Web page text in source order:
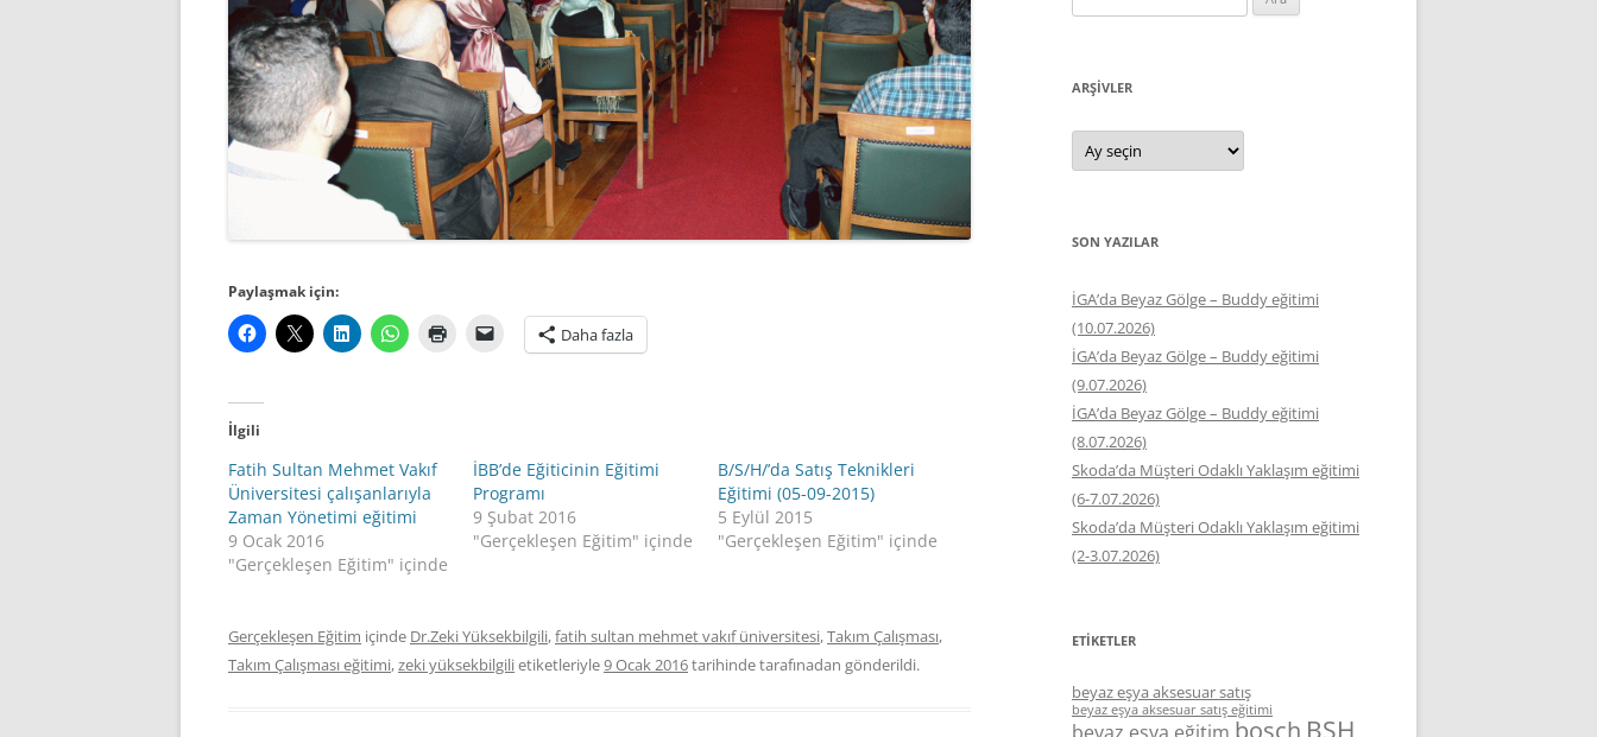
Paylaşmak için:
Daha fazla
İlgili
Fatih Sultan Mehmet Vakıf
Üniversitesi çalışanlarıyla
Zaman Yönetimi eğitimi
9 Ocak 2016
"Gerçekleşen Eğitim" içinde
İBB’de Eğiticinin Eğitimi
Programı
9 Şubat 2016
"Gerçekleşen Eğitim" içinde
B/S/H/’da Satış Teknikleri
Eğitimi (05-09-2015)
5 Eylül 2015
"Gerçekleşen Eğitim" içinde
Gerçekleşen Eğitim içinde Dr.Zeki Yüksekbilgili,fatih sultan mehmet vakıf üniversitesi,Takım Çalışması,
Takım Çalışması eğitimi,zeki yüksekbilgilietiketleriyle9 Ocak 2016tarihindetarafınadan gönderildi.
ARŞIVLER
Arşivler
SON YAZILAR
İGA’da Beyaz Gölge – Buddy eğitimi
(10.07.2026)
İGA’da Beyaz Gölge – Buddy eğitimi
(9.07.2026)
İGA’da Beyaz Gölge – Buddy eğitimi
(8.07.2026)
Skoda’da Müşteri Odaklı Yaklaşım eğitimi
(6-7.07.2026)
Skoda’da Müşteri Odaklı Yaklaşım eğitimi
(2-3.07.2026)
ETIKETLER
beyaz eşya aksesuar satış
beyaz eşya aksesuar satış eğitimi
bosch BSH